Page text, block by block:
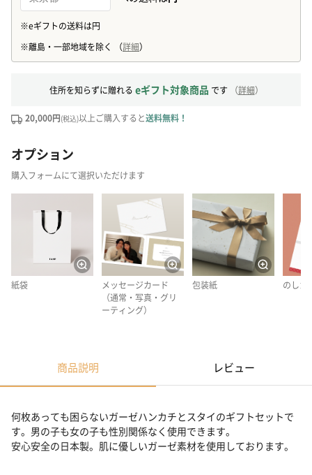
住所を知らずに贈れる eギフト対象商品 です （詳細）
20,000円(税込)以上ご購入すると送料無料！
オプション
購入フォームにて選択いただけます
紙袋
メッセージカード
（通常・写真・グリ
ーティング）
包装紙 のしカ
商品説明 レビュー
何枚あっても困らないガーゼハンカチとスタイのギフトセットで
す。男の子も女の子も性別関係なく使用できます。
安心安全の日本製。肌に優しいガーゼ素材を使用しております。